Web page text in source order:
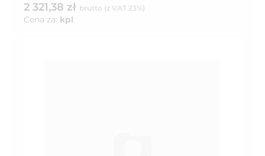
2 321,38 zł brutto (z VAT 23%)
Cena za: kpl